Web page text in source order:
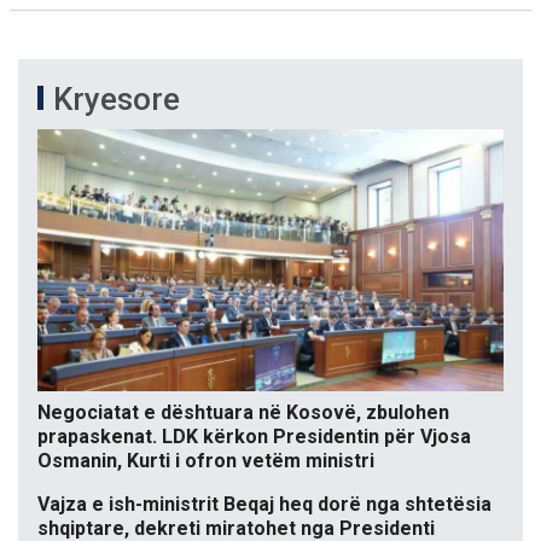
Kryesore
Negociatat e dështuara në Kosovë, zbulohen
prapaskenat. LDK kërkon Presidentin për Vjosa
Osmanin, Kurti i ofron vetëm ministri
Vajza e ish-ministrit Beqaj heq dorë nga shtetësia
shqiptare, dekreti miratohet nga Presidenti